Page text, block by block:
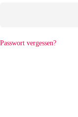
Passwort vergessen?